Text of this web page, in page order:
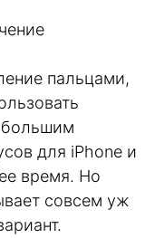
пальцами,
большим
для iPhone и
время. Но
совсем уж